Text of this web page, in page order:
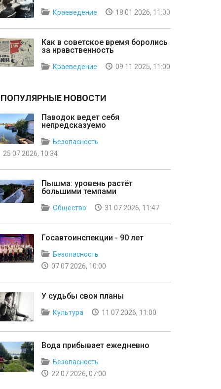
Краеведение 18 01 2026, 11:00
Как в советское время боролись
за нравственность
Краеведение 09 11 2025, 11:00
ПОПУЛЯРНЫЕ НОВОСТИ
Паводок ведет себя
непредсказуемо
Безопасность
25 07 2026, 10:34
Пышма: уровень растёт
большими темпами
Общество 31 07 2026, 11:47
Госавтоинспекции - 90 лет
Безопасность
07 07 2026, 10:00
У судьбы свои планы
Культура 11 07 2026, 11:00
Вода прибывает ежедневно
Безопасность
22 07 2026, 07:00